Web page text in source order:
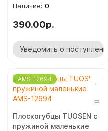
0
390.00р.
Уведомить о поступлении
AMS-12694
Плоскогубцы TUOSEN с
пружиной маленькие